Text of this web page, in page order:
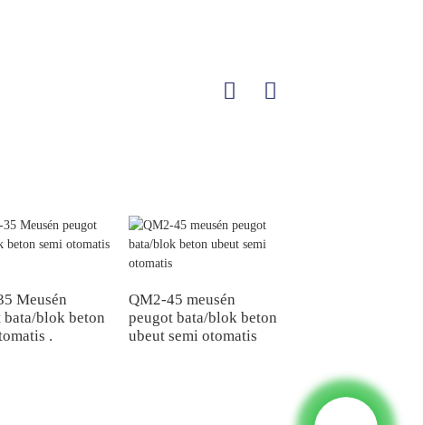
Meusén
bata/blok beton
.
QM2-45 meusén
peugot bata/blok beton
ubeut semi otomatis